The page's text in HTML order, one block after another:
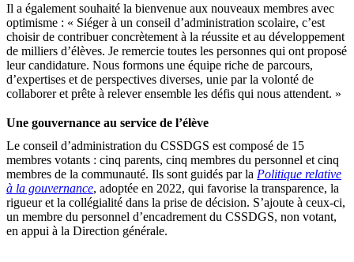
Il a également souhaité la bienvenue aux nouveaux membres avec
optimisme : « Siéger à un conseil d’administration scolaire, c’est
choisir de contribuer concrètement à la réussite et au développement
de milliers d’élèves. Je remercie toutes les personnes qui ont proposé
leur candidature. Nous formons une équipe riche de parcours,
d’expertises et de perspectives diverses, unie par la volonté de
collaborer et prête à relever ensemble les défis qui nous attendent. »
Une gouvernance au service de l’élève
Le conseil d’administration du CSSDGS est composé de 15
membres votants : cinq parents, cinq membres du personnel et cinq
membres de la communauté. Ils sont guidés par la Politique relative
à la gouvernance, adoptée en 2022, qui favorise la transparence, la
rigueur et la collégialité dans la prise de décision. S’ajoute à ceux-ci,
un membre du personnel d’encadrement du CSSDGS, non votant,
en appui à la Direction générale.